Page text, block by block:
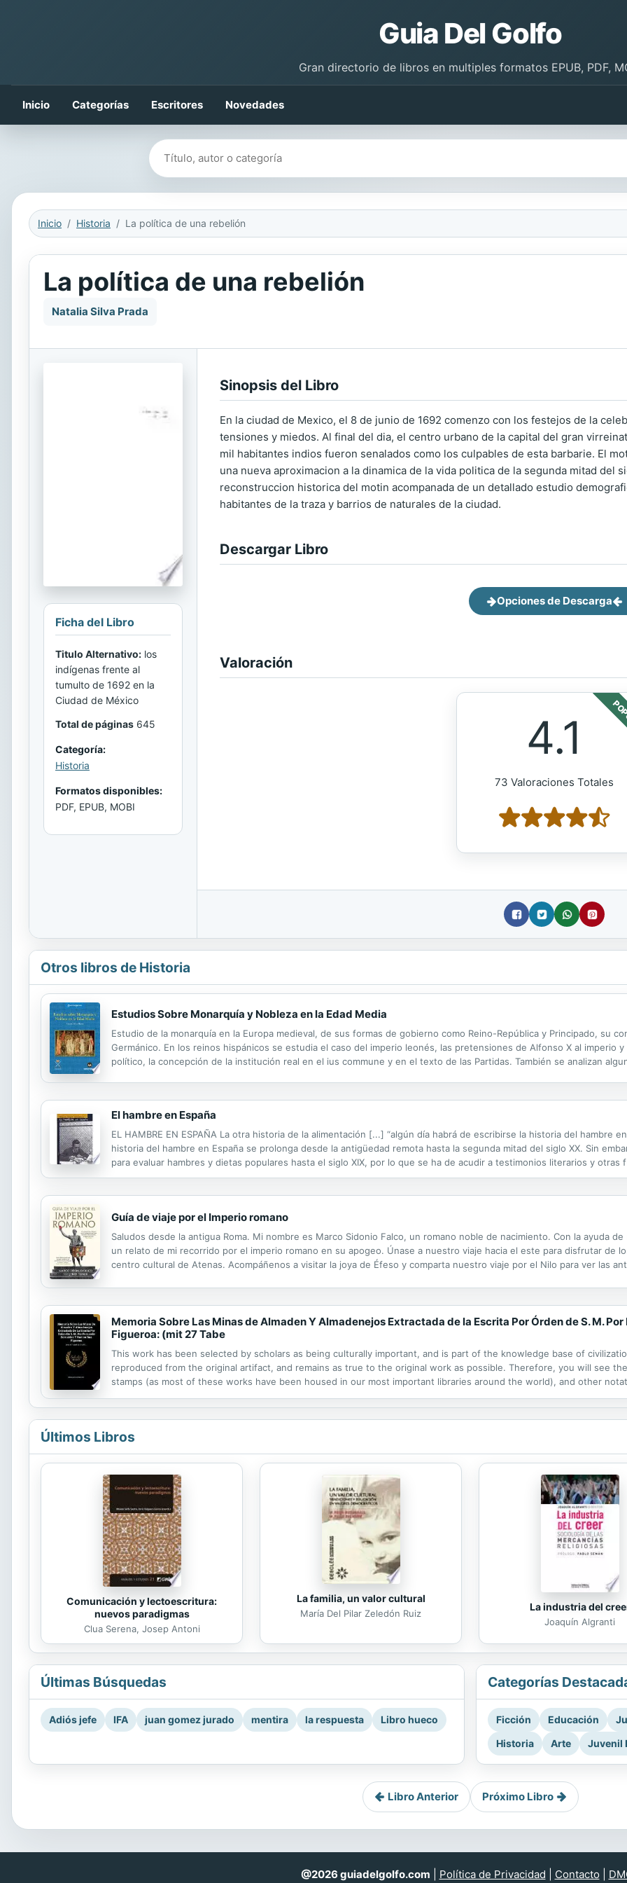
Guia Del Golfo
Gran directorio de libros en multiples formatos EPUB, PDF,
Inicio Categorías Escritores Novedades
Buscar libros
Inicio Historia La política de una rebelión
La política de una rebelión
Natalia Silva Prada
Ficha del Libro
Titulo Alternativo: los
indígenas frente al
tumulto de 1692 en la
Ciudad de México
Total de páginas 645
Categoría:
Historia
Formatos disponibles:
PDF, EPUB, MOBI
Sinopsis del Libro
En la ciudad de Mexico, el 8 de junio de 1692 comenzo con los festejos de la
tensiones y miedos. Al final del dia, el centro urbano de la capital del gran
mil habitantes indios fueron senalados como los culpables de esta barbarie. El
una nueva aproximacion a la dinamica de la vida politica de la segunda mitad del
reconstruccion historica del motin acompanada de un detallado estudio
habitantes de la traza y barrios de naturales de la ciudad.
Descargar Libro
Opciones de Descarga
Valoración
4.1
73 Valoraciones Totales
Otros libros de Historia
Estudios Sobre Monarquía y Nobleza en la Edad Media
Estudio de la monarquía en la Europa medieval, de sus formas de gobierno como Reino-República y Principado, su
Germánico. En los reinos hispánicos se estudia el caso del imperio leonés, las pretensiones de Alfonso X al imperio
político, la concepción de la institución real en el ius commune y en el texto de las Partidas. También se analizan
El hambre en España
EL HAMBRE EN ESPAÑA La otra historia de la alimentación [...] “algún día habrá de escribirse la historia del hambre
historia del hambre en España se prolonga desde la antigüedad remota hasta la segunda mitad del siglo XX. Sin
para evaluar hambres y dietas populares hasta el siglo XIX, por lo que se ha de acudir a testimonios literarios y otras
través de libros de cocina y relaciones cortesanas, sabemos casi al detalle cómo y qué comían los reyes,...
Guía de viaje por el Imperio romano
Saludos desde la antigua Roma. Mi nombre es Marco Sidonio Falco, un romano noble de nacimiento. Con la ayuda
un relato de mi recorrido por el imperio romano en su apogeo. Únase a nuestro viaje hacia el este para disfrutar de
centro cultural de Atenas. Acompáñenos a visitar la joya de Éfeso y comparta nuestro viaje por el Nilo para ver las
Memoria Sobre Las Minas de Almaden Y Almadenejos Extractada de la Escrita Por Órden de S. M.
Figueroa: (mit 27 Tabe
This work has been selected by scholars as being culturally important, and is part of the knowledge base of
reproduced from the original artifact, and remains as true to the original work as possible. Therefore, you will see
stamps (as most of these works have been housed in our most important libraries around the world), and other
Últimos Libros
Comunicación y lectoescritura:
nuevos paradigmas
Clua Serena, Josep Antoni
La familia, un valor cultural
María Del Pilar Zeledón Ruiz
La industria del
Joaquín Algranti
Últimas Búsquedas
Adiós jefe IFA juan gomez jurado mentira la respuesta Libro hueco
Categorías
Ficción Educación
Historia
Arte Juvenil
Libro Anterior Próximo Libro
@2026 guiadelgolfo.com Política de Privacidad Contacto